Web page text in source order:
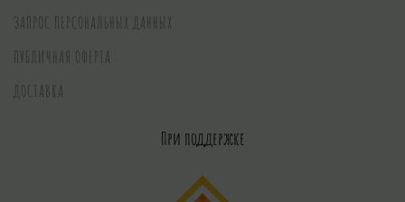
ЗАПРОС ПЕРСОНАЛЬНЫХ ДАННЫХ
ПУБЛИЧНАЯ ОФЕРТА
ДОСТАВКА
При поддержке